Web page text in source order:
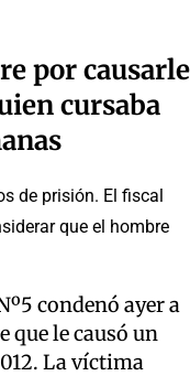
por causarle
cursaba
de prisión. El fiscal
que el hombre
condenó ayer a
que le causó un
La víctima